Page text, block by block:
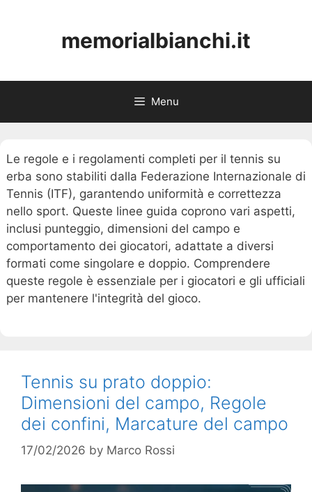
memorialbianchi.it
Menu
Le regole e i regolamenti completi per il tennis su
erba sono stabiliti dalla Federazione Internazionale di
Tennis (ITF), garantendo uniformità e correttezza
nello sport. Queste linee guida coprono vari aspetti,
inclusi punteggio, dimensioni del campo e
comportamento dei giocatori, adattate a diversi
formati come singolare e doppio. Comprendere
queste regole è essenziale per i giocatori e gli ufficiali
per mantenere l'integrità del gioco.
Tennis su prato doppio:
Dimensioni del campo, Regole
dei confini, Marcature del campo
17/02/2026 by Marco Rossi